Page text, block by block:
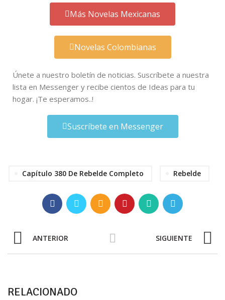
Más Novelas Mexicanas
Novelas Colombianas
Únete a nuestro boletín de noticias. Suscríbete a nuestra
lista en Messenger y recibe cientos de Ideas para tu
hogar. ¡Te esperamos..!
Suscríbete en Messenger
Capítulo 380 De Rebelde Completo Rebelde
ANTERIOR SIGUIENTE
RELACIONADO